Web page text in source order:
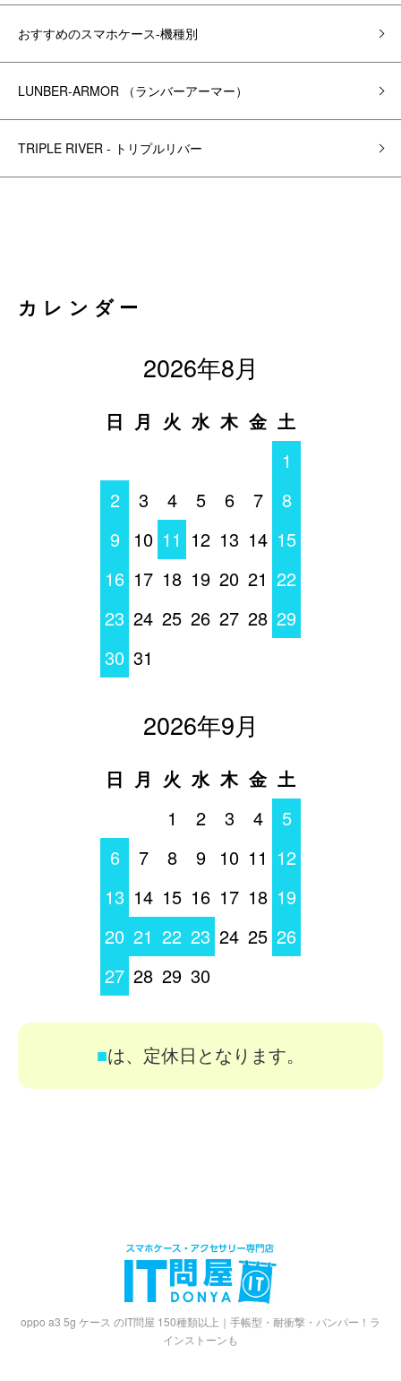
おすすめのスマホケース-機種別
LUNBER-ARMOR （ランバーアーマー）
TRIPLE RIVER - トリプルリバー
カレンダー
2026年8月
日 月 火 水 木 金 土
1
2
3 4 5 6 7
8
9
10 11 12 13 14 15
16 17 18 19 20 21 22
23 24 25 26 27 28 29
30 31
2026年9月
日 月 火 水 木 金 土
1
2 3 4
5
6
7 8 9 10 11 12
13 14 15 16 17 18 19
20 21 22 23 24 25 26
27 28 29 30
■は、定休日となります。
oppo a3 5g ケース のIT問屋 150種類以上｜手帳型・耐衝撃・バンパー！ラ
インストーンも